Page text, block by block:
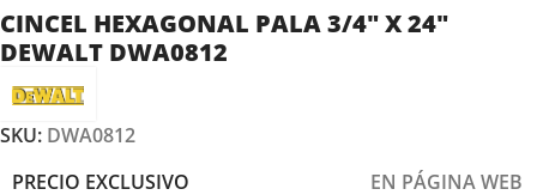
CINCEL HEXAGONAL PALA 3/4″ X 24″
DEWALT DWA0812
SKU: DWA0812
PRECIO EXCLUSIVO
EN PÁGINA WEB